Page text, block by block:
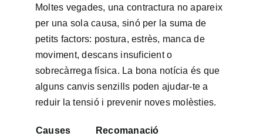
Moltes vegades, una contractura no apareix
per una sola causa, sinó per la suma de
petits factors: postura, estrès, manca de
moviment, descans insuficient o
sobrecàrrega física. La bona notícia és que
alguns canvis senzills poden ajudar-te a
reduir la tensió i prevenir noves molèsties.
Causes Recomanació